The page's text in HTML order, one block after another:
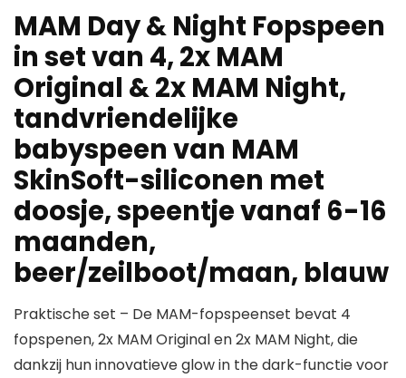
MAM Day & Night Fopspeen
in set van 4, 2x MAM
Original & 2x MAM Night,
tandvriendelijke
babyspeen van MAM
SkinSoft-siliconen met
doosje, speentje vanaf 6-16
maanden,
beer/zeilboot/maan, blauw
Praktische set – De MAM-fopspeenset bevat 4
fopspenen, 2x MAM Original en 2x MAM Night, die
dankzij hun innovatieve glow in the dark-functie voor